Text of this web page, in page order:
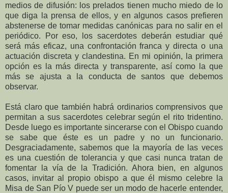
medios de difusión: los prelados tienen mucho miedo de lo
que diga la prensa de ellos, y en algunos casos prefieren
abstenerse de tomar medidas canónicas para no salir en el
periódico. Por eso, los sacerdotes deberán estudiar qué
será más eficaz, una confrontación franca y directa o una
actuación discreta y clandestina. En mi opinión, la primera
opción es la más directa y transparente, así como la que
más se ajusta a la conducta de santos que debemos
observar.
Está claro que también habrá ordinarios comprensivos que
permitan a sus sacerdotes celebrar según el rito tridentino.
Desde luego es importante sincerarse con el Obispo cuando
se sabe que éste es un padre y no un funcionario.
Desgraciadamente, sabemos que la mayoría de las veces
es una cuestión de tolerancia y que casi nunca tratan de
fomentar la vía de la Tradición. Ahora bien, en algunos
casos, invitar al propio obispo a que él mismo celebre la
Misa de San Pío V puede ser un modo de hacerle entender,